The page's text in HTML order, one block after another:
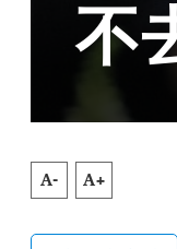
不
A- A+